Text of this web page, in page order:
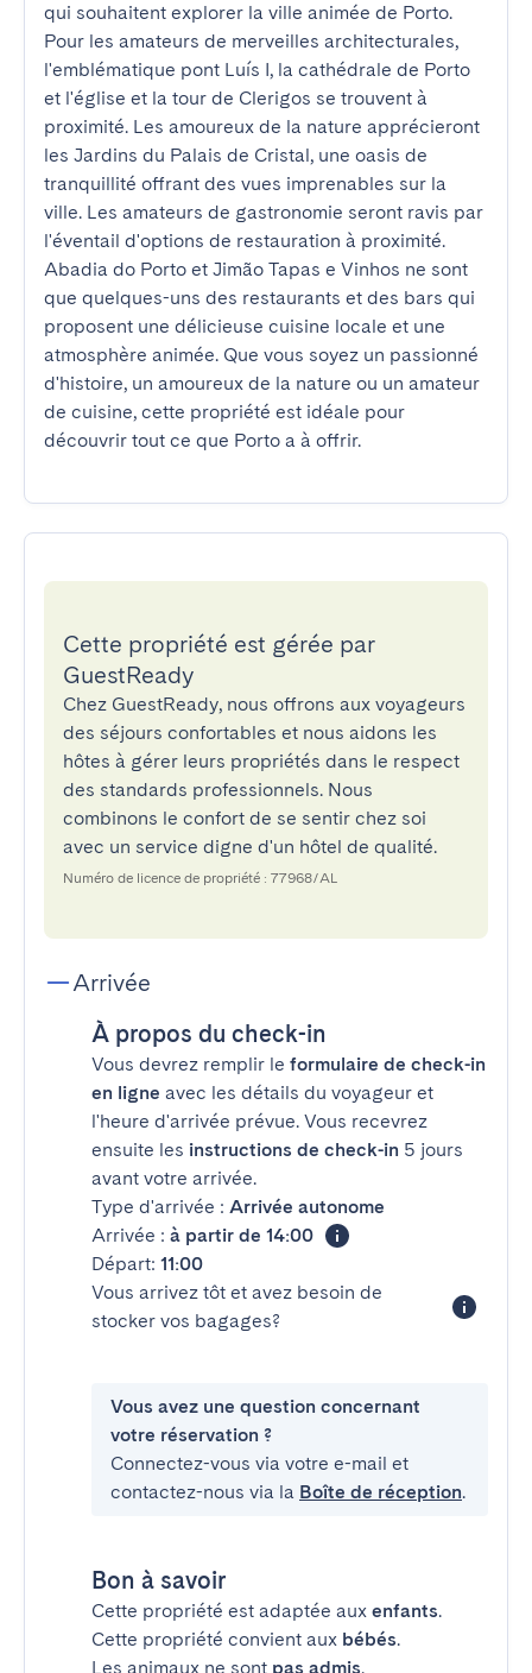
qui souhaitent explorer la ville animée de Porto.
Pour les amateurs de merveilles architecturales,
l'emblématique pont Luís I, la cathédrale de Porto
et l'église et la tour de Clerigos se trouvent à
proximité. Les amoureux de la nature apprécieront
les Jardins du Palais de Cristal, une oasis de
tranquillité offrant des vues imprenables sur la
ville. Les amateurs de gastronomie seront ravis par
l'éventail d'options de restauration à proximité.
Abadia do Porto et Jimão Tapas e Vinhos ne sont
que quelques-uns des restaurants et des bars qui
proposent une délicieuse cuisine locale et une
atmosphère animée. Que vous soyez un passionné
d'histoire, un amoureux de la nature ou un amateur
de cuisine, cette propriété est idéale pour
découvrir tout ce que Porto a à offrir.
Cette propriété est gérée par
GuestReady
Chez GuestReady, nous offrons aux voyageurs
des séjours confortables et nous aidons les
hôtes à gérer leurs propriétés dans le respect
des standards professionnels. Nous
combinons le confort de se sentir chez soi
avec un service digne d'un hôtel de qualité.
Numéro de licence de propriété : 77968/AL
Arrivée
À propos du check-in
Vous devrez remplir le formulaire de check-in
en ligne avec les détails du voyageur et
l'heure d'arrivée prévue. Vous recevrez
ensuite les instructions de check-in 5 jours
avant votre arrivée.
Type d'arrivée : Arrivée autonome
Arrivée : à partir de 14:00
Départ: 11:00
Vous arrivez tôt et avez besoin de
stocker vos bagages?
Vous avez une question concernant
votre réservation ?
Connectez-vous via votre e-mail et
contactez-nous via la Boîte de réception.
Bon à savoir
Cette propriété est adaptée aux enfants.
Cette propriété convient aux bébés.
Les animaux ne sont pas admis.